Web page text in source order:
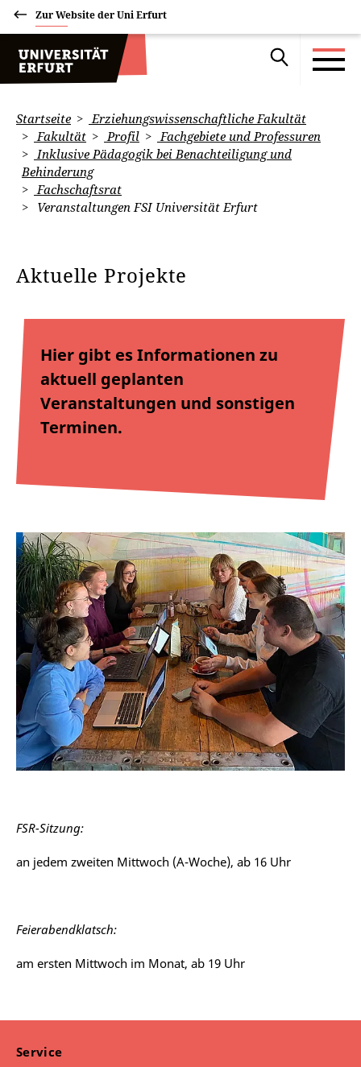
Zur Website der Uni Erfurt
Startseite
Erziehungswissenschaftliche Fakultät
Fakultät
Profil
Fachgebiete und Professuren
Inklusive Pädagogik bei Benachteiligung und
Behinderung
Fachschaftsrat
Veranstaltungen FSI Universität Erfurt
Aktuelle Projekte
Hier gibt es Informationen zu
aktuell geplanten
Veranstaltungen und sonstigen
Terminen.
FSR-Sitzung:
an jedem zweiten Mittwoch (A-Woche), ab 16 Uhr
Feierabendklatsch:
am ersten Mittwoch im Monat, ab 19 Uhr
Service